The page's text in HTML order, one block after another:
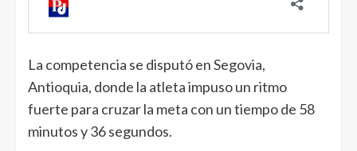
La competencia se disputó en Segovia,
Antioquia, donde la atleta impuso un ritmo
fuerte para cruzar la meta con un tiempo de 58
minutos y 36 segundos.